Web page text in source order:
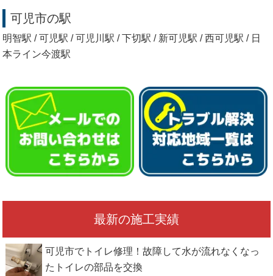
可児市の駅
明智駅 / 可児駅 / 可児川駅 / 下切駅 / 新可児駅 / 西可児駅 / 日
本ライン今渡駅
最新の施工実績
可児市でトイレ修理！故障して水が流れなくなっ
たトイレの部品を交換